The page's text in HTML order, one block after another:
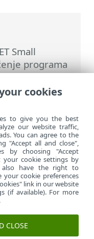
Small
programa
>ESET
ESET HOME
HOME
cookies
to give you the best
our website traffic,
You can agree to the
"Accept all and close",
by choosing "Accept
your cookie settings by
also have the right to
cookie preferences
link in our website
(if available). For more
CLOSE